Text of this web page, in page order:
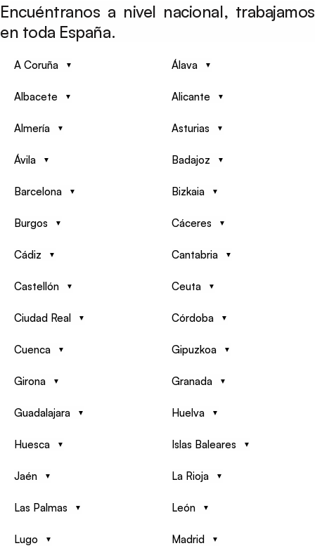
Encuéntranos a nivel nacional, trabajamos
en toda España.
A Coruña Álava
Albacete Alicante
Almería Asturias
Ávila Badajoz
Barcelona Bizkaia
Burgos Cáceres
Cádiz Cantabria
Castellón Ceuta
Ciudad Real Córdoba
Cuenca Gipuzkoa
Girona Granada
Guadalajara Huelva
Huesca Islas Baleares
Jaén La Rioja
Las Palmas León
Lugo Madrid